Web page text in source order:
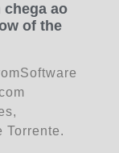
chega ao
of the
Torrente.